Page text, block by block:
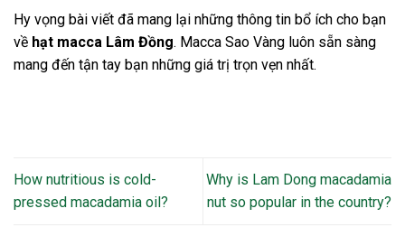
Hy vọng bài viết đã mang lại những thông tin bổ ích cho bạn
về hạt macca Lâm Đồng. Macca Sao Vàng luôn sẵn sàng
mang đến tận tay bạn những giá trị trọn vẹn nhất.
How nutritious is cold-
pressed macadamia oil?
Why is Lam Dong macadamia
nut so popular in the country?